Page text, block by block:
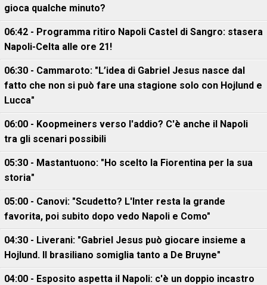
gioca qualche minuto?
06:42 - Programma ritiro Napoli Castel di Sangro: stasera
Napoli-Celta alle ore 21!
06:30 - Cammaroto: "L’idea di Gabriel Jesus nasce dal
fatto che non si può fare una stagione solo con Hojlund e
Lucca"
06:00 - Koopmeiners verso l'addio? C'è anche il Napoli
tra gli scenari possibili
05:30 - Mastantuono: "Ho scelto la Fiorentina per la sua
storia"
05:00 - Canovi: "Scudetto? L'Inter resta la grande
favorita, poi subito dopo vedo Napoli e Como"
04:30 - Liverani: "Gabriel Jesus può giocare insieme a
Hojlund. Il brasiliano somiglia tanto a De Bruyne"
04:00 - Esposito aspetta il Napoli: c'è un doppio incastro